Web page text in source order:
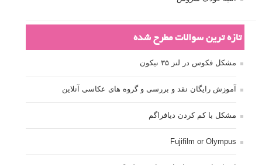
تازه ترین سوالات مطرح شده
مشکل فکوس در لنز ۳۵ نیکون
آموزش رایگان نقد و بررسی و گروه های عکاسی آنلاین
مشکل با کم کردن دیافراگم
Fujifilm or Olympus